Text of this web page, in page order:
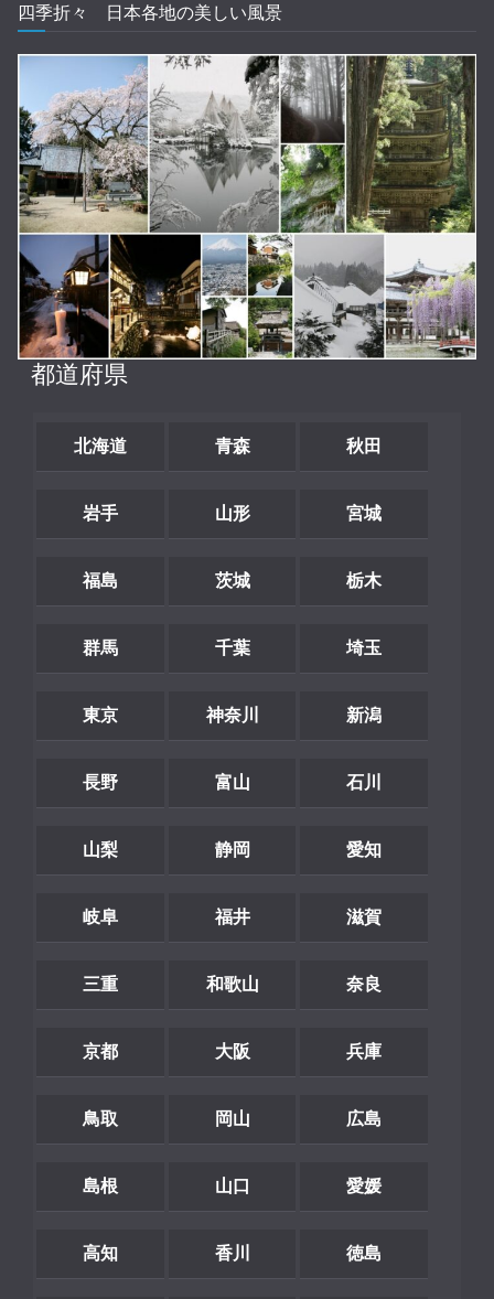
四季折々 日本各地の美しい風景
都道府県
北海道 青森 秋田
岩手 山形 宮城
福島 茨城 栃木
群馬 千葉 埼玉
東京 神奈川 新潟
長野 富山 石川
山梨 静岡 愛知
岐阜 福井 滋賀
三重 和歌山 奈良
京都 大阪 兵庫
鳥取 岡山 広島
島根 山口 愛媛
高知 香川 徳島